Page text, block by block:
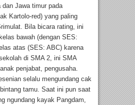
Jawa timur pada
Kartolo-red) yang paling
Bila bicara rating, ini
bawah (dengan SES:
atas (SES: ABC) karena
di SMA 2, ini SMA
penjabat, pengusaha.
selalu mengundang cak
tamu. Saat ini pun saat
ngundang kayak Pangdam,